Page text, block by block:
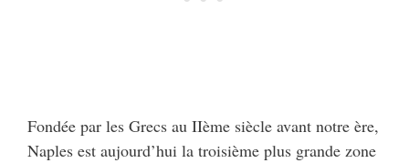
Fondée par les Grecs au IIème siècle avant notre ère,
Naples est aujourd’hui la troisième plus grande zone